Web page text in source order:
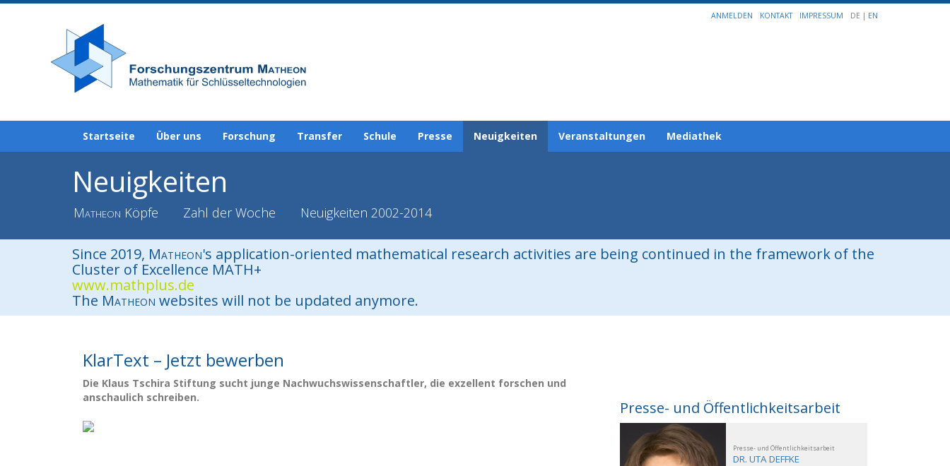
ANMELDEN KONTAKT IMPRESSUM DE | EN
Startseite Über uns Forschung Transfer Schule Presse Neuigkeiten Veranstaltungen Mediathek
Neuigkeiten
Matheon Köpfe Zahl der Woche Neuigkeiten 2002-2014
Since 2019, Matheon's application-oriented mathematical research activities are being continued in the framework of the
Cluster of Excellence MATH+
www.mathplus.de
The Matheon websites will not be updated anymore.
KlarText – Jetzt bewerben
Die Klaus Tschira Stiftung sucht junge Nachwuchswissenschaftler, die exzellent forschen und
anschaulich schreiben.
Presse- und Öffentlichkeitsarbeit
Presse- und Öffentlichkeitsarbeit
DR. UTA DEFFKE